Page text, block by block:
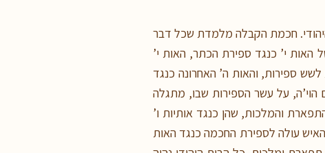
היהודי. חכמת הקבלה מלמדת שכל דבר
י’ כנגד ספירת הכתר, האות י’
ספירות, והאות ה’ האחרונה כנגד
על עשר הספירות שבו, מתגלה
והמלכות, שהן כנגד אותיות ו’
עולה לספירת החכמה כנגד האות